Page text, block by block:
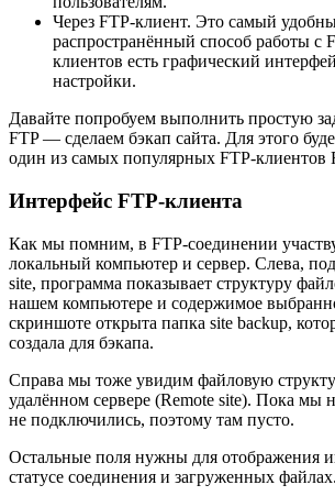
Через FTP-клиент. Это самый
распространённый способ работы с
клиентов есть графический
настройки.
Давайте попробуем выполнить простую
FTP — сделаем бэкап сайта. Для этого
один из самых популярных FTP-клиентов
Интерфейс FTP-клиента
Как мы помним, в FTP-соединении
локальный компьютер и сервер. Слева,
site, программа показывает структуру
нашем компьютере и содержимое
скриншоте открыта папка site backup,
создала для бэкапа.
Справа мы тоже увидим файловую
удалённом сервере (Remote site). Пока мы
не подключились, поэтому там пусто.
Остальные поля нужны для отображения
статусе соединения и загруженных файлах.